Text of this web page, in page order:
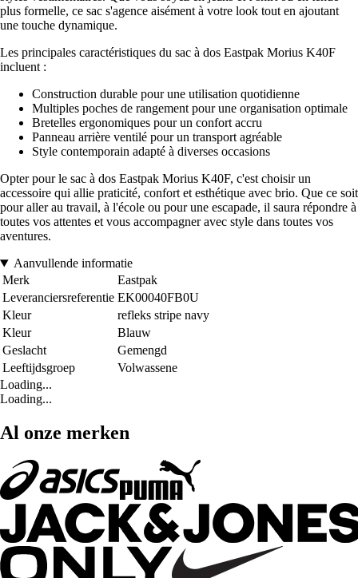
plus formelle, ce sac s'agence aisément à votre look tout en ajoutant
une touche dynamique.
Les principales caractéristiques du sac à dos Eastpak Morius K40F
incluent :
Construction durable pour une utilisation quotidienne
Multiples poches de rangement pour une organisation optimale
Bretelles ergonomiques pour un confort accru
Panneau arrière ventilé pour un transport agréable
Style contemporain adapté à diverses occasions
Opter pour le sac à dos Eastpak Morius K40F, c'est choisir un
accessoire qui allie praticité, confort et esthétique avec brio. Que ce soit
pour aller au travail, à l'école ou pour une escapade, il saura répondre à
toutes vos attentes et vous accompagner avec style dans toutes vos
aventures.
Aanvullende informatie
Merk
Eastpak
Leveranciersreferentie EK00040FB0U
Kleur
refleks stripe navy
Kleur
Blauw
Geslacht
Gemengd
Leeftijdsgroep
Volwassene
Loading...
Loading...
Al onze merken